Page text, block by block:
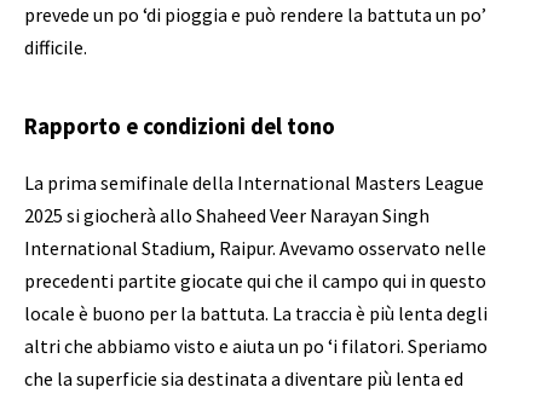
prevede un po ‘di pioggia e può rendere la battuta un po’
difficile.
Rapporto e condizioni del tono
La prima semifinale della International Masters League
2025 si giocherà allo Shaheed Veer Narayan Singh
International Stadium, Raipur. Avevamo osservato nelle
precedenti partite giocate qui che il campo qui in questo
locale è buono per la battuta. La traccia è più lenta degli
altri che abbiamo visto e aiuta un po ‘i filatori. Speriamo
che la superficie sia destinata a diventare più lenta ed